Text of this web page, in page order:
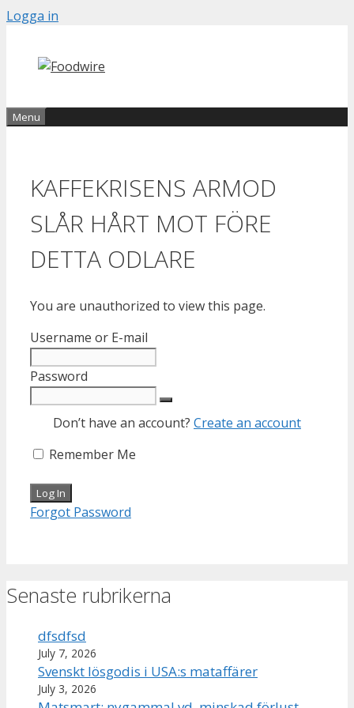
Skip
content
Logga in
Menu
KAFFEKRISENS ARMOD
SLÅR HÅRT MOT FÖRE
DETTA ODLARE
You are unauthorized to view this page.
Username or E-mail
Password
Don’t have an account? Create an account
Remember Me
Forgot Password
Senaste rubrikerna
dfsdfsd
July 7, 2026
Svenskt lösgodis i USA:s mataffärer
July 3, 2026